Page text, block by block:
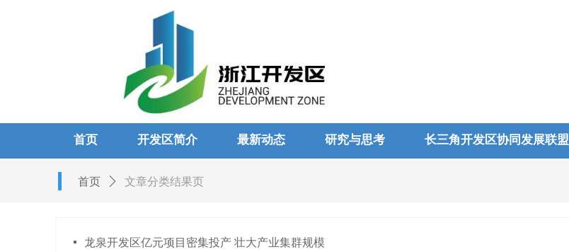
首页 开发区简介 最新动态 研究与思考 长三角开发区协同发展联盟
首页 ꄲ 文章分类结果页
넷 龙泉开发区亿元项目密集投产 壮大产业集群规模